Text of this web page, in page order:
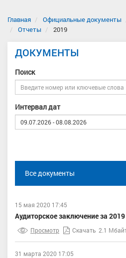
Главная Официальные документы
Отчеты
2019
ДОКУМЕНТЫ
Поиск
Интервал дат
Все документы
15 мая 2020 17:45
Аудиторское заключение за 2019
Просмотр Скачать 2.1
31 марта 2020 17:05